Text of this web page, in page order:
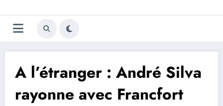
au
contenu
Trivela
L'actualité du football
A l’étranger : André Silva
rayonne avec Francfort